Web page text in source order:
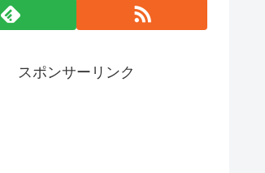
スポンサーリンク